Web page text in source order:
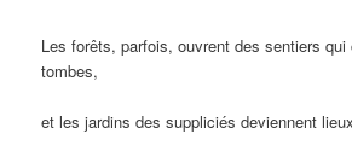
Les forêts, parfois, ouvrent des sentiers qui
tombes,
et les jardins des suppliciés deviennent